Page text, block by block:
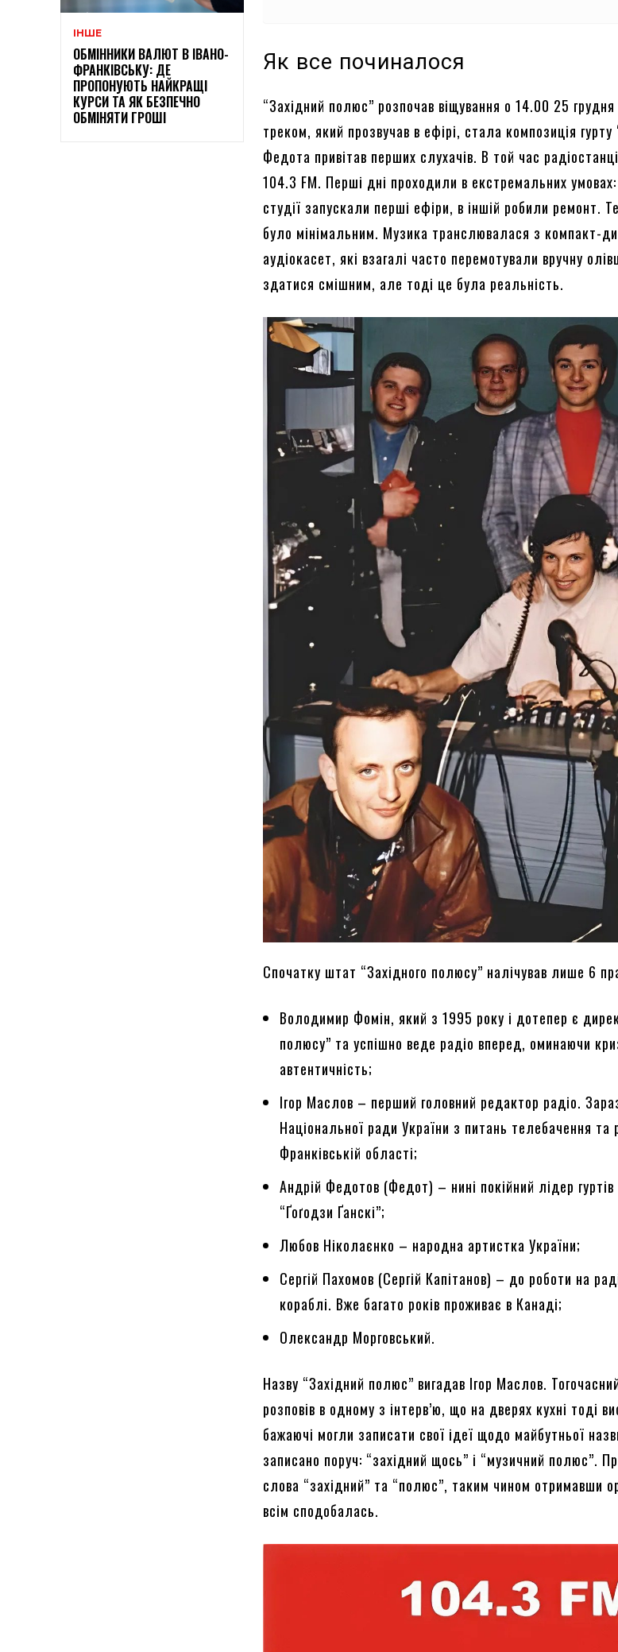
ІНШЕ
ОБМІННИКИ ВАЛЮТ В ІВАНО-
ФРАНКІВСЬКУ: ДЕ
ПРОПОНУЮТЬ НАЙКРАЩІ
КУРСИ ТА ЯК БЕЗПЕЧНО
ОБМІНЯТИ ГРОШІ
Як все починалося
“Західний полюс” розпочав віщування о 14.00 25
треком, який прозвучав в ефірі, стала композиція
Федота привітав перших слухачів. В той час
104.3 FM. Перші дні проходили в екстремальних умовах:
студії запускали перші ефіри, в іншій робили ремонт.
було мінімальним. Музика транслювалася з компакт-
аудіокасет, які взагалі часто перемотували вручну
здатися смішним, але тоді це була реальність.
Спочатку штат “Західного полюсу” налічував лише 6
Володимир Фомін, який з 1995 року і дотепер є
полюсу” та успішно веде радіо вперед, оминаючи
автентичність;
Ігор Маслов – перший головний редактор радіо.
Національної ради України з питань телебачення та
Франківській області;
Андрій Федотов (Федот) – нині покійний лідер гуртів
“Ґоґодзи Ґанскі”;
Любов Ніколаєнко – народна артистка України;
Сергій Пахомов (Сергій Капітанов) – до роботи на
кораблі. Вже багато років проживає в Канаді;
Олександр Морговський.
Назву “Західний полюс” вигадав Ігор Маслов.
розповів в одному з інтерв’ю, що на дверях кухні тоді
бажаючі могли записати свої ідеї щодо майбутньої
записано поруч: “західний щось” і “музичний полюс”.
слова “західний” та “полюс”, таким чином отримавши
всім сподобалась.